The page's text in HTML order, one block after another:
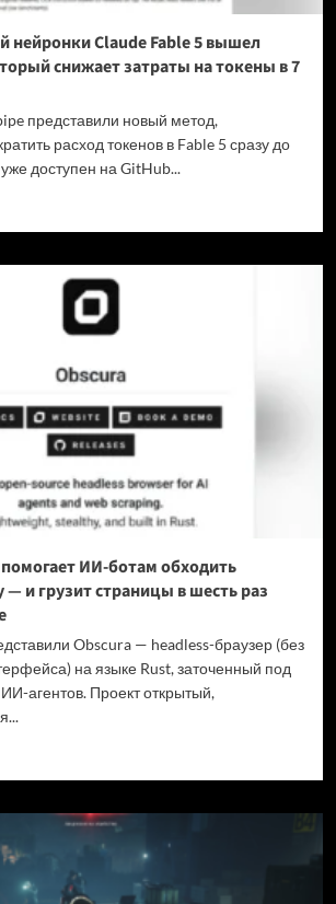
Claude Fable 5 вышел
снижает затраты на токены в 7
представили новый метод,
расход токенов в Fable 5 сразу до
доступен на GitHub...
ИИ-ботам обходить
— и грузит страницы в шесть раз
Obscura — headless-браузер (без
на языке Rust, заточенный под
агентов. Проект открытый,